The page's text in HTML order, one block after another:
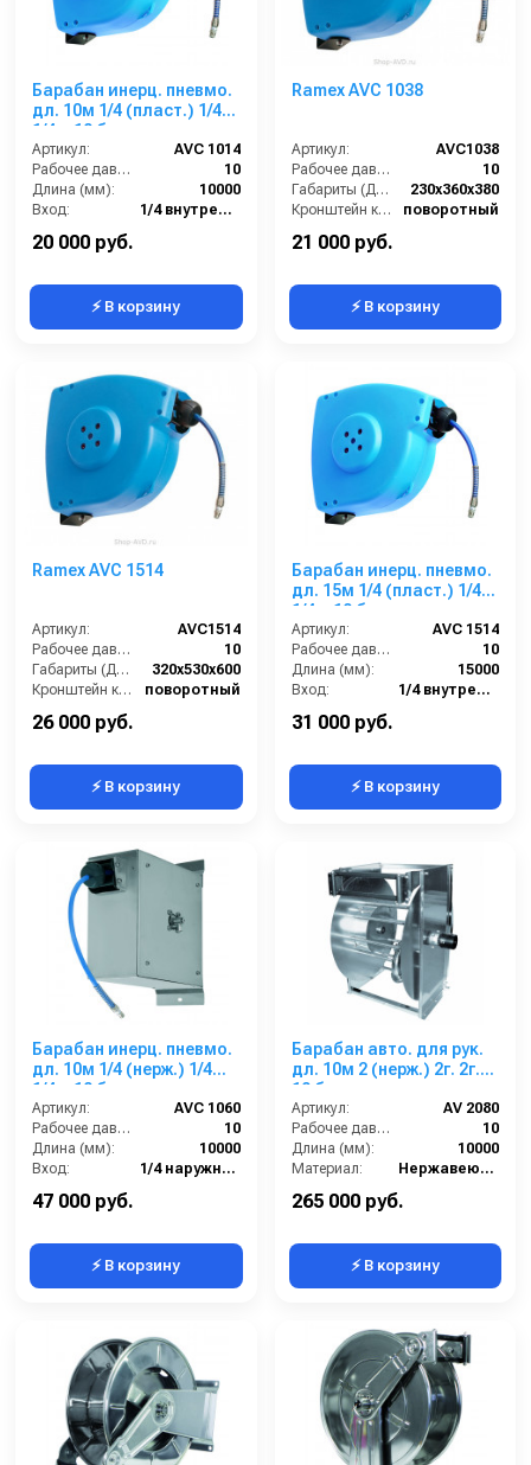
Барабан инерц. пневмо.
дл. 10м 1/4 (пласт.) 1/4г.
1/4ш 10 бар
Артикул:
AVC 1014
Рабочее давление (бар):
10
Длина (мм):
10000
Вход:
1/4 внутренняя резьба
20 000 руб.
⚡ В корзину
Ramex AVC 1038
Артикул:
AVC1038
Рабочее давление (бар):
10
Габариты (ДхШхВ):
230x360x380
Кронштейн катушки:
поворотный
Наличие шланга:
21 000 руб.
⚡ В корзину
Ramex AVС 1514
Артикул:
AVC1514
Рабочее давление (бар):
10
Габариты (ДхШхВ):
320x530x600
Кронштейн катушки:
поворотный
26 000 руб.
⚡ В корзину
Барабан инерц. пневмо.
дл. 15м 1/4 (пласт.) 1/4г.
1/4ш 10 бар
Артикул:
AVC 1514
Рабочее давление (бар):
10
Длина (мм):
15000
Вход:
1/4 внутренняя резьба
31 000 руб.
⚡ В корзину
Барабан инерц. пневмо.
дл. 10м 1/4 (нерж.) 1/4ш.
1/4ш 10 бар
Артикул:
AVC 1060
Рабочее давление (бар):
10
Длина (мм):
10000
Вход:
1/4 наружняя резьба
47 000 руб.
⚡ В корзину
Барабан авто. для рук.
дл. 10м 2 (нерж.) 2г. 2г.
10 бар
Артикул:
AV 2080
Рабочее давление (бар):
10
Длина (мм):
10000
Материал:
Нержавеющая сталь
265 000 руб.
⚡ В корзину